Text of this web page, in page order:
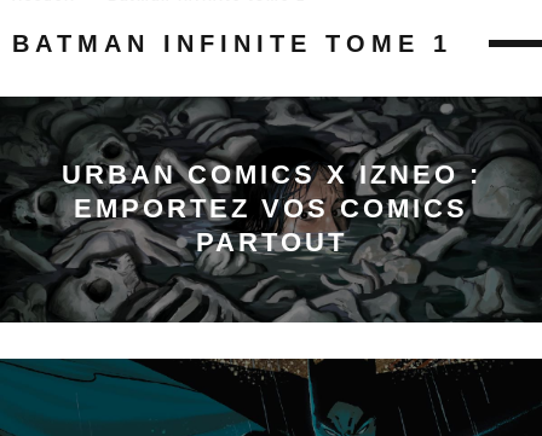
BATMAN INFINITE TOME 1
URBAN COMICS X IZNEO :
EMPORTEZ VOS COMICS
PARTOUT